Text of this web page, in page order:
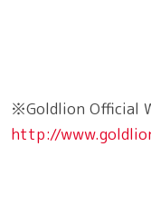
※Goldlion Official
http://